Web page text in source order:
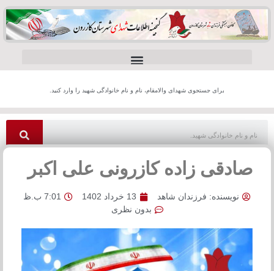
برای جستجوی شهدای والامقام، نام و نام خانوادگی شهید را وارد کنید.
صادقی زاده کازرونی علی اکبر
نویسنده: فرزندان شاهد 13 خرداد 1402
7:01 ب.ظ
بدون نظری